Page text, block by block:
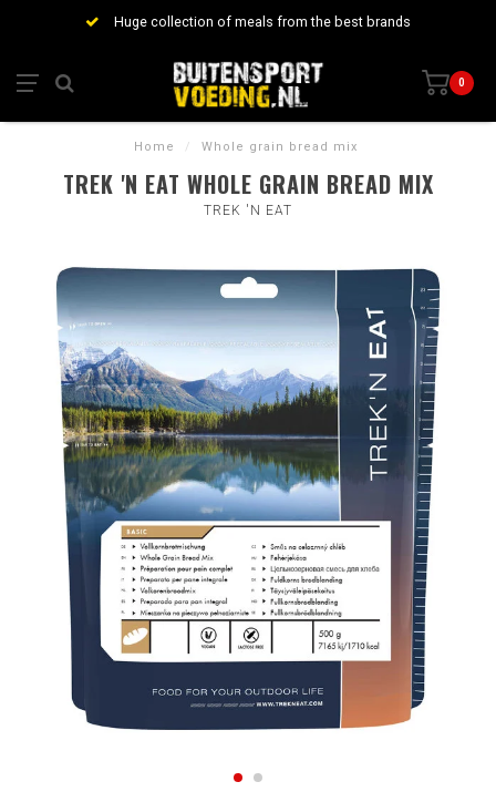
Huge collection of meals from the best brands
0
Home / Whole grain bread mix
TREK 'N EAT WHOLE GRAIN BREAD MIX
TREK 'N EAT